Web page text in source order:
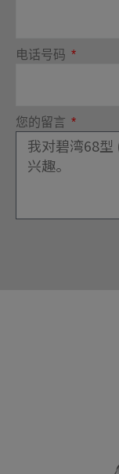
电话号码
您的留言